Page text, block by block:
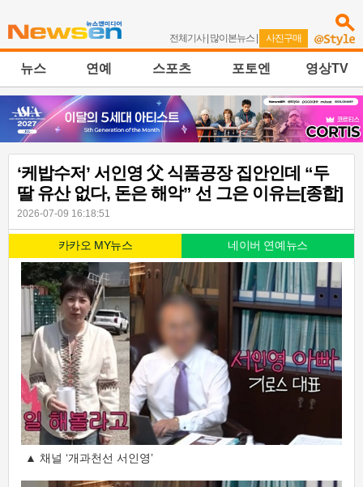
전체기사| 많이본뉴스 | 사진구매
뉴스 연예 스포츠 포토엔 영상TV
‘케밥수저’ 서인영 父 식품공장 집안인데 “두
딸 유산 없다, 돈은 해악” 선 그은 이유는[종합]
2026-07-09 16:18:51
카카오 MY뉴스 네이버 연예뉴스
▲ 채널 ‘개과천선 서인영’